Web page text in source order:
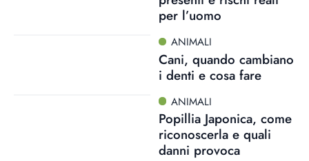
per l’uomo
ANIMALI
Cani, quando cambiano
i denti e cosa fare
ANIMALI
Popillia Japonica, come
riconoscerla e quali
danni provoca